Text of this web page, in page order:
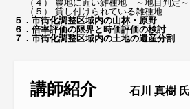
（４） 農地に近い雑種地 ～地目判定～
（５） 貸し付けられている雑種地
５．市街化調整区域内の山林・原野
６．倍率評価の限界と時価評価の検討
７．市街化調整区域内の土地の遺産分割
講師紹介石川 真樹 氏